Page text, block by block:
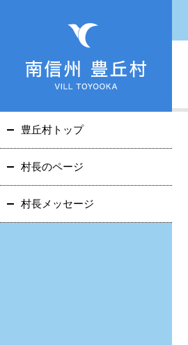
豊丘村トップ
村長のページ
村長メッセージ